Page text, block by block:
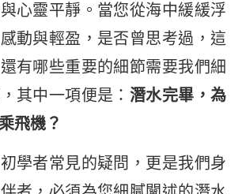
心靈平靜。當您從海中緩緩浮
動與輕盈，是否曾思考過，這
有哪些重要的細節需要我們細
其中一項便是： 潛水完畢，為
飛機？
學者常見的疑問，更是我們身